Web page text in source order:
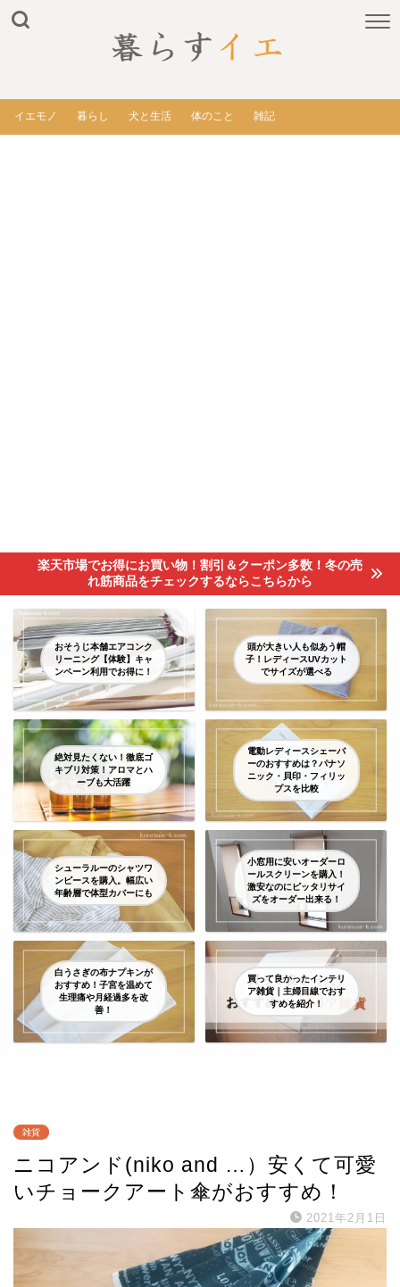
イエモノ 暮らし 犬と生活 体のこと 雑記
楽天市場でお得にお買い物！割引＆クーポン多数！冬の売
れ筋商品をチェックするならこちらから
おそうじ本舗エアコンク
リーニング【体験】キャ
ンペーン利用でお得に！
頭が大きい人も似あう帽
子！レディースUVカット
でサイズが選べる
絶対見たくない！徹底ゴ
キブリ対策！アロマとハ
ーブも大活躍
電動レディースシェーバ
ーのおすすめは？パナソ
ニック・貝印・フィリッ
プスを比較
シューラルーのシャツワ
ンピースを購入。幅広い
年齢層で体型カバーにも
小窓用に安いオーダーロ
ールスクリーンを購入！
激安なのにピッタリサイ
ズをオーダー出来る！
白うさぎの布ナプキンが
おすすめ！子宮を温めて
生理痛や月経過多を改
善！
買って良かったインテリ
ア雑貨｜主婦目線でおす
すめを紹介！
雑貨
ニコアンド(niko and …）安くて可愛
いチョークアート傘がおすすめ！
2021年2月1日